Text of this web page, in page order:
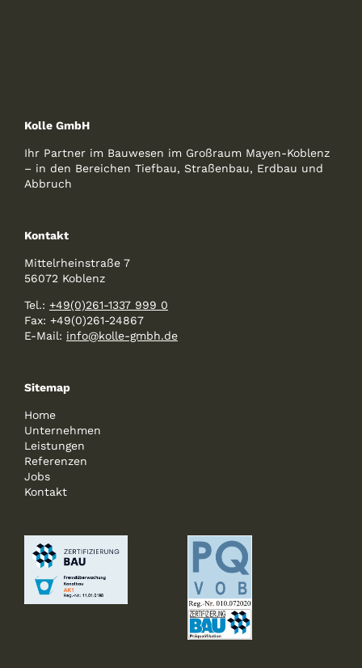
Kolle GmbH
Ihr Partner im Bauwesen im Großraum Mayen-Koblenz
– in den Bereichen Tiefbau, Straßenbau, Erdbau und
Abbruch
Kontakt
Mittelrheinstraße 7
56072 Koblenz
Tel.: +49(0)261-1337 999 0
Fax: +49(0)261-24867
E-Mail: info@kolle-gmbh.de
Sitemap
Home
Unternehmen
Leistungen
Referenzen
Jobs
Kontakt